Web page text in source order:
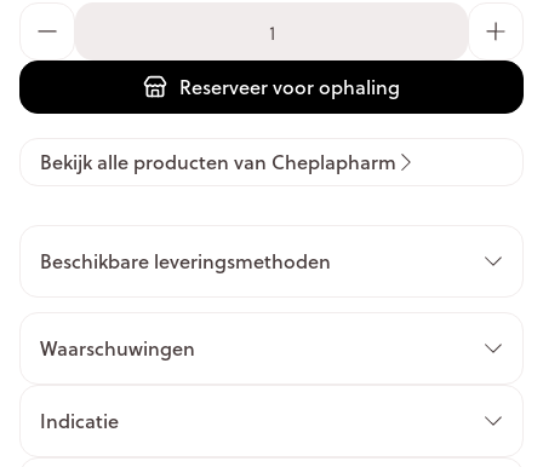
Reserveervoor ophaling
Bekijk alle producten van Cheplapharm
Beschikbare leveringsmethoden
Waarschuwingen
Indicatie